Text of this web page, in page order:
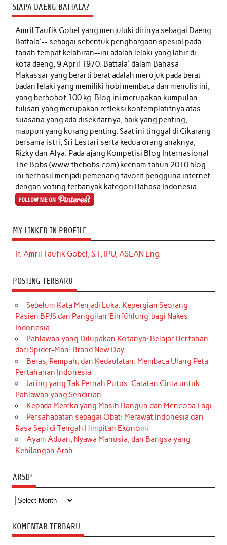
SIAPA DAENG BATTALA?
Amril Taufik Gobelyang menjuluki dirinya sebagai Daeng
Battala'-- sebagai sebentuk penghargaan spesial pada
tanah tempat kelahiran--ini adalah lelaki yang lahir di
kota daeng, 9 April 1970. Battala' dalam Bahasa
Makassar yang berarti berat adalah merujuk pada berat
badan lelaki yang memiliki hobi membaca dan menulis ini,
yang berbobot 100 kg. Blog ini merupakan kumpulan
tulisan yang merupakan refleksi kontemplatifnya atas
suasana yang ada disekitarnya, baik yang penting,
maupun yang kurang penting. Saat ini tinggal di Cikarang
bersama istri, Sri Lestari serta kedua orang anaknya,
Rizky dan Alya. Pada ajang Kompetisi Blog Internasional
The Bobs (www.thebobs.com) keenam tahun 2010 blog
ini berhasil menjadi pemenang favorit pengguna internet
dengan voting terbanyak kategori Bahasa Indonesia.
MY LINKED IN PROFILE
Ir. Amril Taufik Gobel, S.T, IPU, ASEAN Eng.
POSTING TERBARU
Sebelum Kata Menjadi Luka: Kepergian Seorang
Pasien BPJS dan Panggilan ‘Einfühlung’ bagi Nakes
Indonesia
Pahlawan yang Dilupakan Kotanya: Belajar Bertahan
dari Spider-Man: Brand New Day
Beras, Rempah, dan Kedaulatan: Membaca Ulang Peta
Pertahanan Indonesia
Jaring yang Tak Pernah Putus: Catatan Cinta untuk
Pahlawan yang Sendirian
Kepada Mereka yang Masih Bangun dan Mencoba Lagi
Persahabatan sebagai Obat: Merawat Indonesia dari
Rasa Sepi di Tengah Himpitan Ekonomi
Ayam Aduan, Nyawa Manusia, dan Bangsa yang
Kehilangan Arah
ARSIP
Arsip
KOMENTAR TERBARU